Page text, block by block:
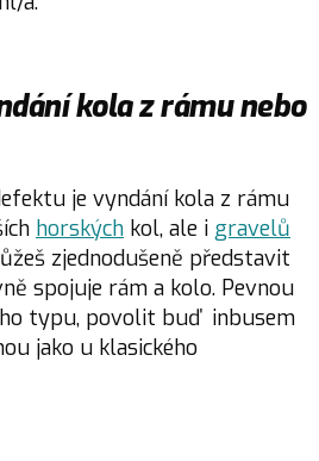
kola z rámu nebo
je vyndání kola z rámu
horských kol, ale i gravelů
zjednodušeně představit
spojuje rám a kolo. Pevnou
typu, povolit buď inbusem
jako u klasického